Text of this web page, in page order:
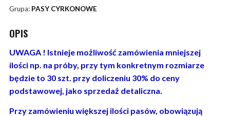
Grupa: PASY CYRKONOWE
OPIS
UWAGA ! Istnieje możliwość zamówienia mniejszej
ilości np. na próby, przy tym konkretnym rozmiarze
będzie to 30 szt. przy doliczeniu 30% do ceny
podstawowej, jako sprzedaż detaliczna.
Przy zamówieniu większej ilości pasów, obowiązują